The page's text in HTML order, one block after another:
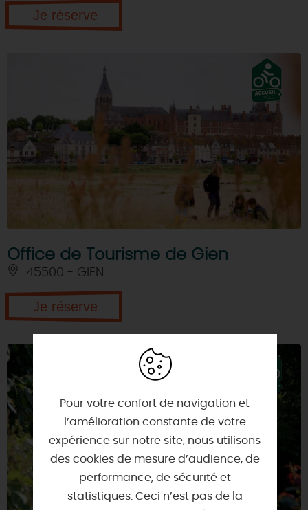
Je réserve
Office de Tourisme de Gien
45500 - GIEN
Je réserve
Pour votre confort de navigation et
l’amélioration constante de votre
expérience sur notre site, nous utilisons
des cookies de mesure d’audience, de
performance, de sécurité et
statistiques. Ceci n’est pas de la